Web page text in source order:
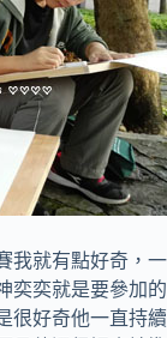
我就有點好奇，一
奕奕就是要參加的
很好奇他一直持續